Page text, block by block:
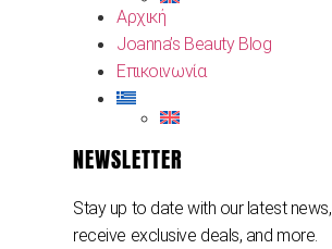
Αρχική
Joanna’s Beauty Blog
Επικοινωνία
NEWSLETTER
Stay up to date with our latest news,
receive exclusive deals, and more.